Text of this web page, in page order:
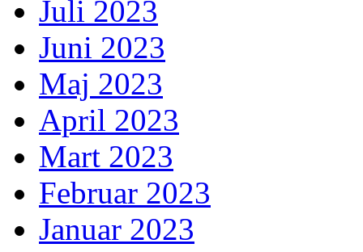
Juli 2023
Juni 2023
Maj 2023
April 2023
Mart 2023
Februar 2023
Januar 2023